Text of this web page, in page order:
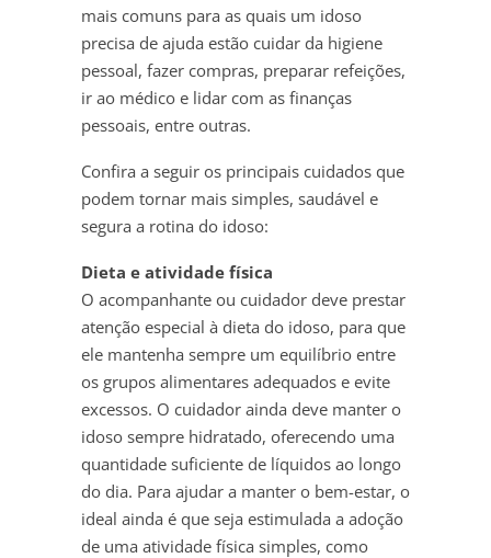
mais comuns para as quais um idoso
precisa de ajuda estão cuidar da higiene
pessoal, fazer compras, preparar refeições,
ir ao médico e lidar com as finanças
pessoais, entre outras.
Confira a seguir os principais cuidados que
podem tornar mais simples, saudável e
segura a rotina do idoso:
Dieta e atividade física
O acompanhante ou cuidador deve prestar
atenção especial à dieta do idoso, para que
ele mantenha sempre um equilíbrio entre
os grupos alimentares adequados e evite
excessos. O cuidador ainda deve manter o
idoso sempre hidratado, oferecendo uma
quantidade suficiente de líquidos ao longo
do dia. Para ajudar a manter o bem-estar, o
ideal ainda é que seja estimulada a adoção
de uma atividade física simples, como